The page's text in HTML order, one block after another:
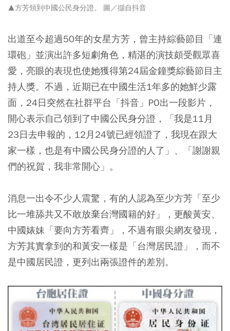
▲方芳領到中國公民身分證。 圖／擷自抖音
出道至今超過50年的女星方芳，曾主持綜藝節目「連
環砲」並演出許多短劇角色，精湛的演技頗受觀眾喜
愛，亮眼的表現也使她獲得第24屆金鐘獎綜藝節目主
持人獎。不過，近期已在中國生活1年多的她鮮少露
面，24日突然在社群平台「抖音」PO出一段影片，
開心表示自己領到了中國公民身分證，「我是11月
23日去申報的，12月24號已經領證了，我現在跟大
家一樣，也是有中國公民身分證的人了」、「謝謝親
們的祝賀，我非常開心」。
消息一出令不少人震驚，有的人認為至少方芳「至少
比一堆舔共又不敢放棄台灣國籍的好」，更酸黃安、
中國婊妹「要向方芳看齊」，不過有眼尖網友發現，
方芳其實拿到的和黃安一樣是「台灣居民證」，而不
是中國居民證，更列出兩張證件的差別。